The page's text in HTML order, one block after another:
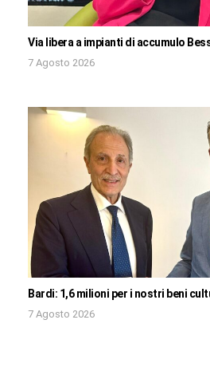
Via libera a impianti di accumulo
7 Agosto 2026
Bardi: 1,6 milioni per i nostri beni
7 Agosto 2026